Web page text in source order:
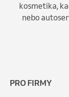
kosmetika,
nebo
PRO FIRMY